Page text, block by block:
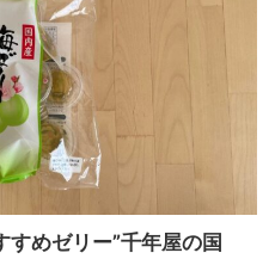
すめゼリー”千年屋の国